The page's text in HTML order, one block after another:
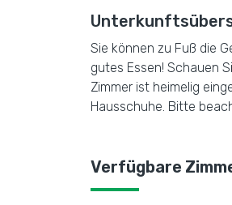
Sie können zu Fuß die
gutes Essen! Schauen
Zimmer ist heimelig
Hausschuhe. Bitte
Verfügbare